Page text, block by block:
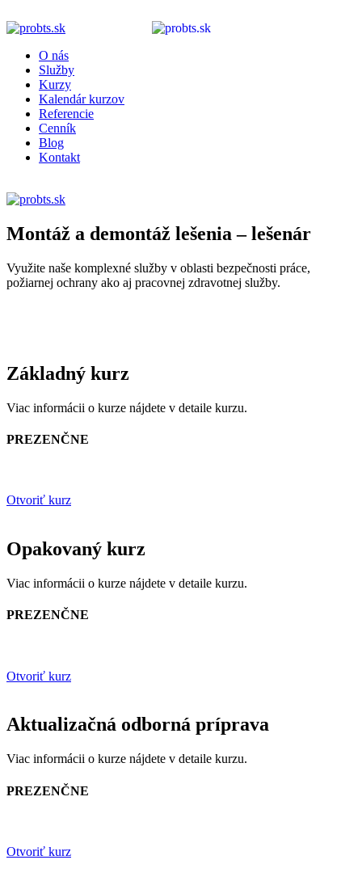
O nás
Služby
Kurzy
Kalendár kurzov
Referencie
Cenník
Blog
Kontakt
Montáž a demontáž lešenia – lešenár
Využite naše komplexné služby v oblasti bezpečnosti práce,
požiarnej ochrany ako aj pracovnej zdravotnej služby.
Základný kurz
Viac informácii o kurze nájdete v detaile kurzu.
PREZENČNE
Otvoriť kurz
Opakovaný kurz
Viac informácii o kurze nájdete v detaile kurzu.
PREZENČNE
Otvoriť kurz
Aktualizačná odborná príprava
Viac informácii o kurze nájdete v detaile kurzu.
PREZENČNE
Otvoriť kurz